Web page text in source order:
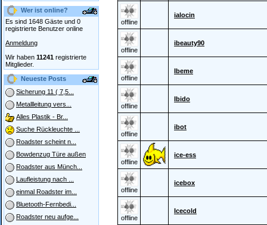
Wer ist online?
Es sind 1648 Gäste und 0
registrierte Benutzer online
Anmeldung
Wir haben 11241 registrierte
Mitglieder.
Neueste Posts
Sicherung 11 ( 7,5...
Metallleitung vers...
Alles Plastik - Br...
Suche Rückleuchte ...
Roadster scheint n...
Bowdenzug Türe außen
Roadster aus Münch...
Laufleistung nach ...
einmal Roadster im...
Bluetooth-Fernbedi...
Roadster neu aufge...
offline
ialocin
offline
ibeauty90
offline
Ibeme
offline
Ibido
offline
ibot
offline
ice-ess
offline
icebox
offline
Icecold